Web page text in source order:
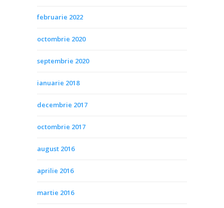
februarie 2022
octombrie 2020
septembrie 2020
ianuarie 2018
decembrie 2017
octombrie 2017
august 2016
aprilie 2016
martie 2016